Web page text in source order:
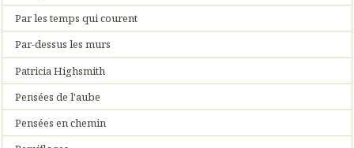
Par les temps qui courent
Par-dessus les murs
Patricia Highsmith
Pensées de l'aube
Pensées en chemin